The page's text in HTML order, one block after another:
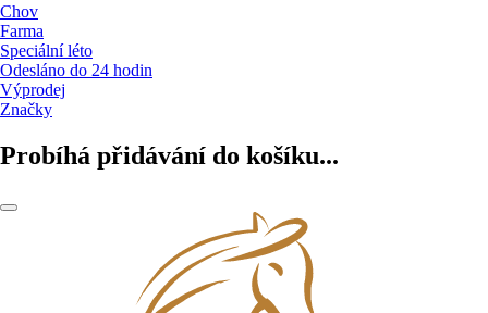
Chov
Farma
Speciální léto
Odesláno do 24 hodin
Výprodej
Značky
Probíhá přidávání do košíku...